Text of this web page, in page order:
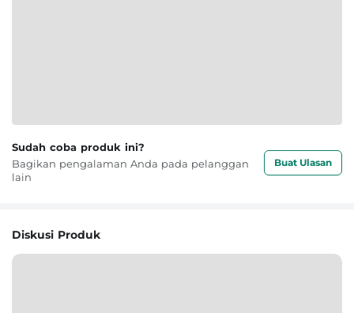
Sudah coba produk ini?
Bagikan pengalaman Anda pada pelanggan
lain
Buat Ulasan
Diskusi Produk